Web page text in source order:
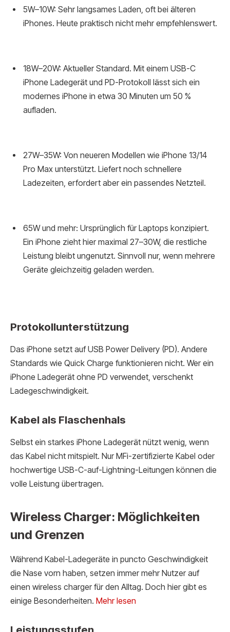
5W–10W: Sehr langsames Laden, oft bei älteren
iPhones. Heute praktisch nicht mehr empfehlenswert.
18W–20W: Aktueller Standard. Mit einem USB-C
iPhone Ladegerät und PD-Protokoll lässt sich ein
modernes iPhone in etwa 30 Minuten um 50 %
aufladen.
27W–35W: Von neueren Modellen wie iPhone 13/14
Pro Max unterstützt. Liefert noch schnellere
Ladezeiten, erfordert aber ein passendes Netzteil.
65W und mehr: Ursprünglich für Laptops konzipiert.
Ein iPhone zieht hier maximal 27–30W, die restliche
Leistung bleibt ungenutzt. Sinnvoll nur, wenn mehrere
Geräte gleichzeitig geladen werden.
Protokollunterstützung
Das iPhone setzt auf USB Power Delivery (PD). Andere
Standards wie Quick Charge funktionieren nicht. Wer ein
iPhone Ladegerät ohne PD verwendet, verschenkt
Ladegeschwindigkeit.
Kabel als Flaschenhals
Selbst ein starkes iPhone Ladegerät nützt wenig, wenn
das Kabel nicht mitspielt. Nur MFi-zertifizierte Kabel oder
hochwertige USB-C-auf-Lightning-Leitungen können die
volle Leistung übertragen.
Wireless Charger: Möglichkeiten
und Grenzen
Während Kabel-Ladegeräte in puncto Geschwindigkeit
die Nase vorn haben, setzen immer mehr Nutzer auf
einen wireless charger für den Alltag. Doch hier gibt es
einige Besonderheiten. Mehr lesen